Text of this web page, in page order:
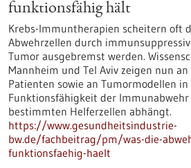
funktionsfähig hält
Krebs-Immuntherapien scheitern oft
Abwehrzellen durch
Tumor ausgebremst werden.
Mannheim und Tel Aviv zeigen nun
Patienten sowie an Tumormodellen in
Funktionsfähigkeit der
bestimmten Helferzellen abhängt.
https://www.gesundheitsindustrie-
bw.de/fachbeitrag/pm/was-die-
funktionsfaehig-haelt